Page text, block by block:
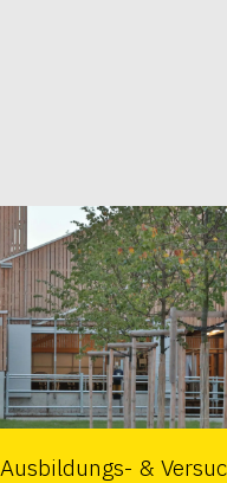
Ausbildungs- &